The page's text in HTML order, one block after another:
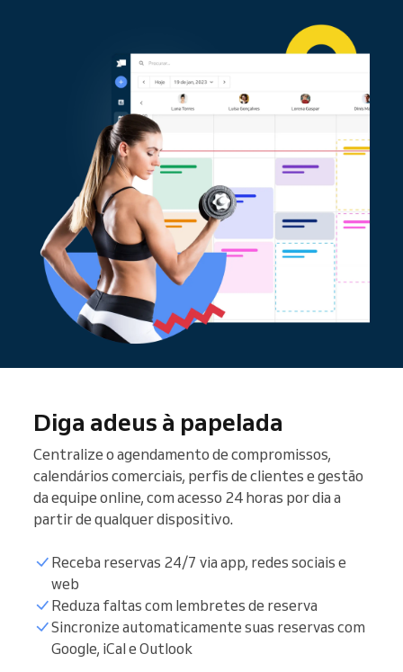
Diga adeus à papelada
Centralize o agendamento de compromissos,
calendários comerciais, perfis de clientes e gestão
da equipe online, com acesso 24 horas por dia a
partir de qualquer dispositivo.
Receba reservas 24/7 via app, redes sociais e
web
Reduza faltas com lembretes de reserva
Sincronize automaticamente suas reservas com
Google, iCal e Outlook